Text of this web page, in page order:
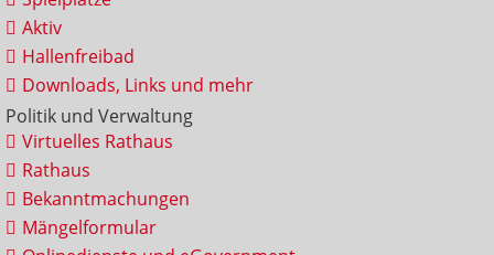
Aktiv
Hallenfreibad
Downloads, Links und mehr
Politik und Verwaltung
Virtuelles Rathaus
Rathaus
Bekanntmachungen
Mängelformular